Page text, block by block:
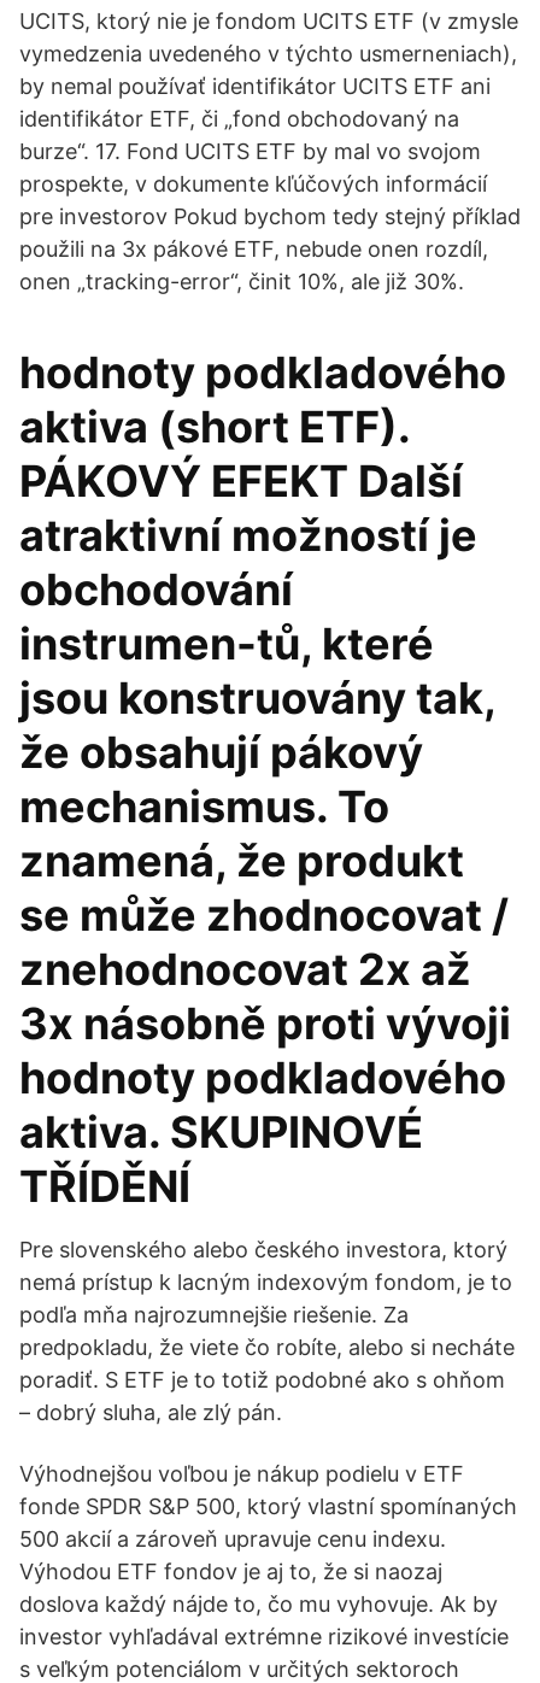
UCITS, ktorý nie je fondom UCITS ETF (v zmysle
vymedzenia uvedeného v týchto usmerneniach),
by nemal používať identifikátor UCITS ETF ani
identifikátor ETF, či „fond obchodovaný na
burze“. 17. Fond UCITS ETF by mal vo svojom
prospekte, v dokumente kľúčových informácií
pre investorov Pokud bychom tedy stejný příklad
použili na 3x pákové ETF, nebude onen rozdíl,
onen „tracking-error“, činit 10%, ale již 30%.
hodnoty podkladového
aktiva (short ETF).
PÁKOVÝ EFEKT Další
atraktivní možností je
obchodování
instrumen-tů, které
jsou konstruovány tak,
že obsahují pákový
mechanismus. To
znamená, že produkt
se může zhodnocovat /
znehodnocovat 2x až
3x násobně proti vývoji
hodnoty podkladového
aktiva. SKUPINOVÉ
TŘÍDĚNÍ
Pre slovenského alebo českého investora, ktorý
nemá prístup k lacným indexovým fondom, je to
podľa mňa najrozumnejšie riešenie. Za
predpokladu, že viete čo robíte, alebo si necháte
poradiť. S ETF je to totiž podobné ako s ohňom
– dobrý sluha, ale zlý pán.
Výhodnejšou voľbou je nákup podielu v ETF
fonde SPDR S&P 500, ktorý vlastní spomínaných
500 akcií a zároveň upravuje cenu indexu.
Výhodou ETF fondov je aj to, že si naozaj
doslova každý nájde to, čo mu vyhovuje. Ak by
investor vyhľadával extrémne rizikové investície
s veľkým potenciálom v určitých sektoroch